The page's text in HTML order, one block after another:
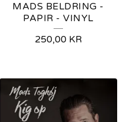
MADS BELDRING -
PAPIR - VINYL
250,00 KR